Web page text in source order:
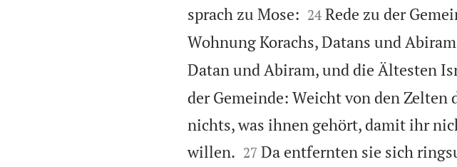
sprach zu Mose:
24 Rede zu der
Wohnung Korachs, Datans und
Datan und Abiram, und die Ältesten
der Gemeinde: Weicht von den
nichts, was ihnen gehört, damit ihr
willen.
27 Da entfernten sie sich